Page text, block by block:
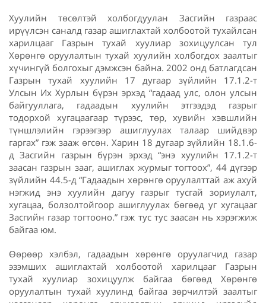
Хуулийн төсөлтэй холбогдуулан Засгийн газраас
ирүүлсэн саналд газар ашиглахтай холбоотой тухайлсан
харилцааг Газрын тухай хуулиар зохицуулсан тул
Хөрөнгө оруулалтын тухай хуулийн холбогдох заалтыг
хүчингүй болгохыг дэмжсэн байна. 2002 онд батлагдсан
Газрын тухай хуулийн 17 дугаар зүйлийн 17.1.2-т
Улсын Их Хурлын бүрэн эрхэд “гадаад улс, олон улсын
байгууллага, гадаадын хуулийн этгээдэд газрыг
тодорхой хугацаагаар түрээс, төр, хувийн хэвшлийн
түншлэлийн гэрээгээр ашиглуулах талаар шийдвэр
гаргах” гэж зааж өгсөн. Харин 18 дугаар зүйлийн 18.1.6-
д Засгийн газрын бүрэн эрхэд “энэ хуулийн 17.1.2-т
заасан газрын зааг, ашиглах журмыг тогтоох”, 44 дүгээр
зүйлийн 44.5-д “Гадаадын хөрөнгө оруулалттай аж ахуй
нэгжид энэ хуулийн дагуу газрыг тусгай зориулалт,
хугацаа, болзолтойгоор ашиглуулах бөгөөд уг хугацааг
Засгийн газар тогтооно.” гэж тус тус заасан нь хэрэгжиж
байгаа юм.
Өөрөөр хэлбэл, гадаадын хөрөнгө оруулагчид газар
эзэмших ашиглахтай холбоотой харилцааг Газрын
тухай хуулиар зохицуулж байгаа бөгөөд Хөрөнгө
оруулалтын тухай хуулинд байгаа зөрчилтэй заалтыг